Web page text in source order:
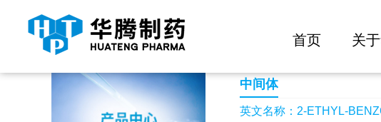
首页 关
当前位置： 首页 产品中心 2-ETHYL-BENZOOXAZOLE-4-
中间体
英文名称：2-ETHYL-